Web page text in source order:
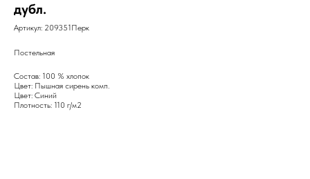
дубл.
Артикул: 209351Перк
Постельная
Состав: 100 % хлопок
Цвет: Пышная сирень комп.
Цвет: Синий
Плотность: 110 г/м2